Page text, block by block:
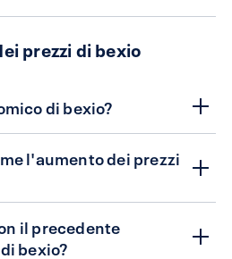
prezzi di bexio
di bexio?
l'aumento dei prezzi
il precedente
bexio?